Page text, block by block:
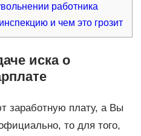
работника
и чем это грозит
иска о
заработную плату, а Вы
то для того,